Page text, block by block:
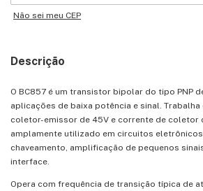
Não sei meu CEP
Descrição
O BC857 é um transistor bipolar do tipo PNP
aplicações de baixa potência e sinal.
coletor-emissor de 45V e corrente de coletor
amplamente utilizado em circuitos
chaveamento, amplificação de pequenos
interface.
Opera com frequência de transição típica de